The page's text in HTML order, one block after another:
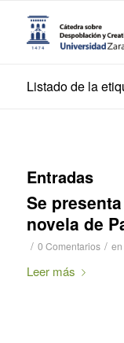
Listado de la
Entradas
Se
novela de
/ 0 Comentarios / en
Leer más